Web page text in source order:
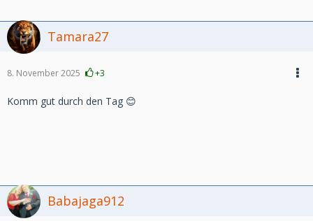
Tamara27
8. November 2025 +3
Komm gut durch den Tag 😊
Babajaga912